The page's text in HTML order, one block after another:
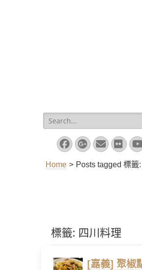
Search
for:
Facebook
Email
Home > Posts tagged 標籤:
標籤: 四川料理
[嘉義] 聚椒